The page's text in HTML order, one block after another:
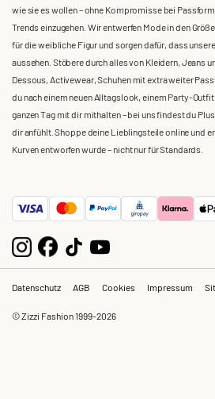
wie sie es wollen – ohne Kompromisse bei
Trends einzugehen. Wir entwerfen Mode in den
für die weibliche Figur und sorgen dafür, dass
aussehen. Stöbere durch alles von Kleidern, Jeans
Dessous, Activewear, Schuhen mit extra weiter
du nach einem neuen Alltagslook, einem Party-
ganzen Tag mit dir mithalten – bei uns findest du
dir anfühlt. Shoppe deine Lieblingsteile online und
Kurven entworfen wurde – nicht nur für Standards.
Datenschutz AGB Cookies Impressum
© Zizzi Fashion 1999-2026